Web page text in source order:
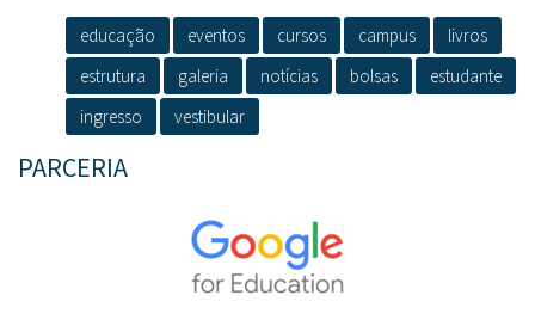
educação eventos cursos campus
livros
estrutura
galeria notícias bolsas
estudante
ingresso
vestibular
PARCERIA